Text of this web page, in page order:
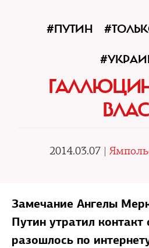
#ПУТИН
2014.03.07 |
Замечание Ангелы
Путин утратил контакт
разошлось по